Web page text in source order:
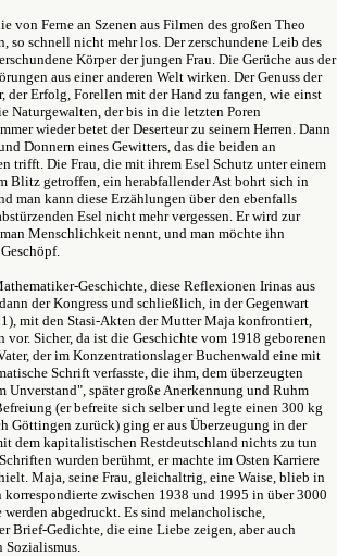
von Ferne an Szenen aus Filmen des großen Theo
so schnell nicht mehr los. Der zerschundene Leib des
Körper der jungen Frau. Die Gerüche aus der
aus einer anderen Welt wirken. Der Genuss der
der Erfolg, Forellen mit der Hand zu fangen, wie einst
Naturgewalten, der bis in die letzten Poren
wieder betet der Deserteur zu seinem Herren. Dann
Donnern eines Gewitters, das die beiden an
trifft. Die Frau, die mit ihrem Esel Schutz unter einem
Blitz getroffen, ein herabfallender Ast bohrt sich in
man kann diese Erzählungen über den ebenfalls
Esel nicht mehr vergessen. Er wird zur
Menschlichkeit nennt, und man möchte ihn
Geschichte, diese Reflexionen Irinas aus
der Kongress und schließlich, in der Gegenwart
mit den Stasi-Akten der Mutter Maja konfrontiert,
vor. Sicher, da ist die Geschichte vom 1918 geborenen
der im Konzentrationslager Buchenwald eine mit
Schrift verfasste, die ihm, dem überzeugten
Unverstand", später große Anerkennung und Ruhm
(er befreite sich selber und legte einen 300 kg
Göttingen zurück) ging er aus Überzeugung in der
dem kapitalistischen Restdeutschland nichts zu tun
wurden berühmt, er machte im Osten Karriere
Maja, seine Frau, gleichaltrig, eine Waise, blieb in
korrespondierte zwischen 1938 und 1995 in über 3000
abgedruckt. Es sind melancholische,
Brief-Gedichte, die eine Liebe zeigen, aber auch
Sozialismus.